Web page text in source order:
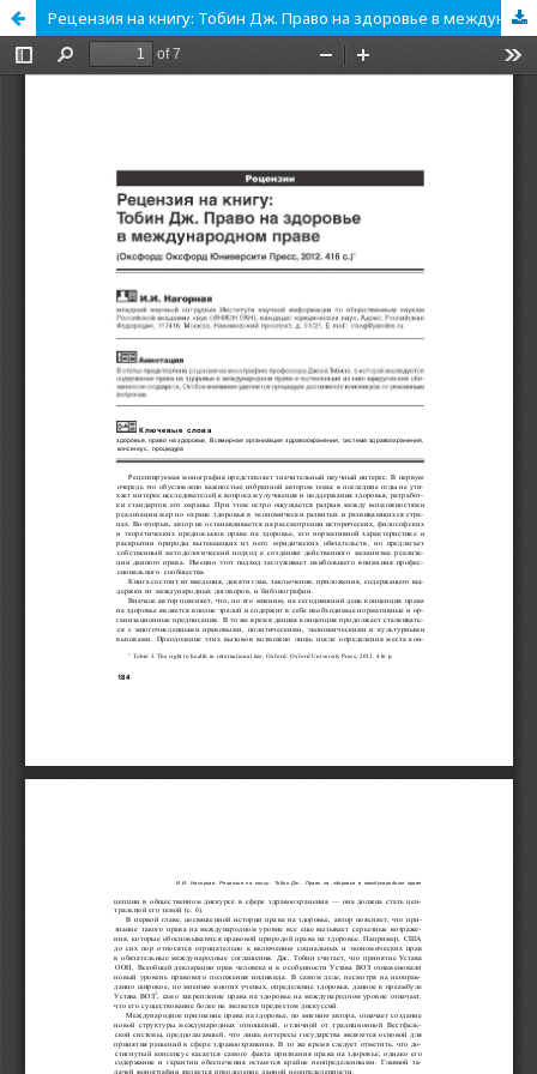
Рецензия на книгу: Тобин Дж. Право на здоровье в международном праве (Оксфорд: Оксфорд Юниверсити Пресс, 2012. 416 с.)